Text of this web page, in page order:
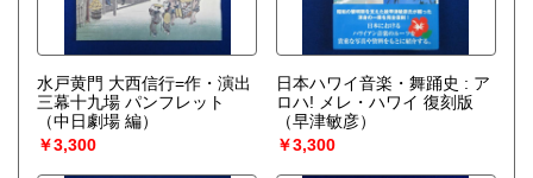
水戸黄門 大西信行=作・演出
三幕十九場 パンフレット
（中日劇場 編）
￥3,300
日本ハワイ音楽・舞踊史 : ア
ロハ! メレ・ハワイ 復刻版
（早津敏彦）
￥3,300